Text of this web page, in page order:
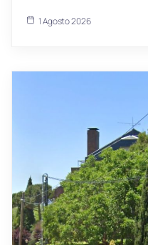
1 Agosto 2026